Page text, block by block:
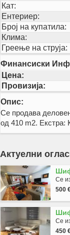
Кат:
Ентериер:
Број на купатила:
Клима:
Греење на струја:
Финансиски
Цена:
Провизија:
Опис:
Се продава
од 410 m2. Екстра:
Актуелни
Се
500
Се
450